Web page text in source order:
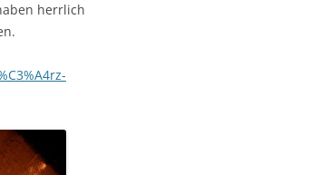
herrlich